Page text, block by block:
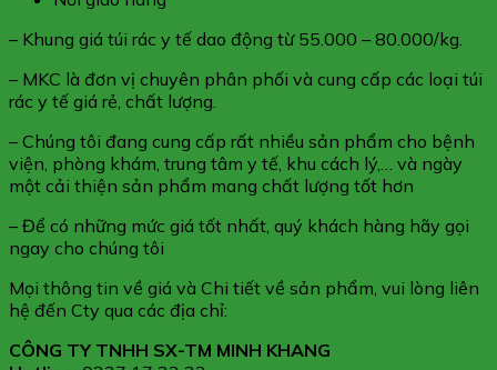
– Khung giá túi rác y tế dao động từ 55.000 – 80.000/kg.
– MKC là đơn vị chuyên phân phối và cung cấp các loại túi
rác y tế giá rẻ, chất lượng.
– Chúng tôi đang cung cấp rất nhiều sản phẩm cho bệnh
viện, phòng khám, trung tâm y tế, khu cách lý,… và ngày
một cải thiện sản phẩm mang chất lượng tốt hơn
– Để có những mức giá tốt nhất, quý khách hàng hãy gọi
ngay cho chúng tôi
Mọi thông tin về giá và Chi tiết về sản phẩm, vui lòng liên
hệ đến Cty qua các địa chỉ:
CÔNG TY TNHH SX-TM MINH KHANG